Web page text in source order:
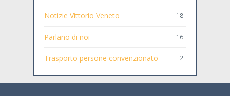
Notizie Vittorio Veneto 18
Parlano di noi 16
Trasporto persone convenzionato 2